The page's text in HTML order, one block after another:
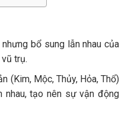
bổ sung lẫn nhau của
trụ.
(Kim, Mộc, Thủy, Hỏa, Thổ)
nhau, tạo nên sự vận động